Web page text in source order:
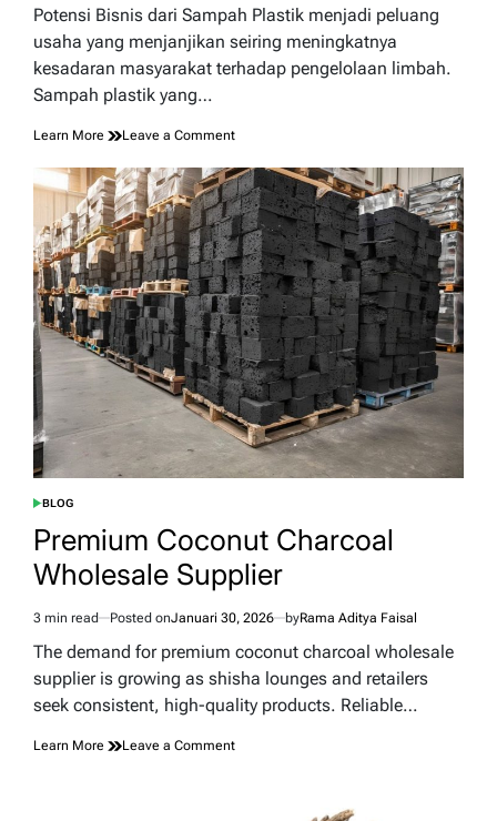
read
Potensi Bisnis dari Sampah Plastik menjadi peluang
usaha yang menjanjikan seiring meningkatnya
kesadaran masyarakat terhadap pengelolaan limbah.
Sampah plastik yang…
Learn More Leave a Commenton
Bisnis
dari
Sampah
Plastik
yang
Bernilai
Ekonomi
POSTED
BLOG
Premium Coconut Charcoal
Wholesale Supplier
Estimated
read
3 min read Posted onJanuari 30, 2026 byRama Aditya Faisal
The demand for premium coconut charcoal wholesale
supplier is growing as shisha lounges and retailers
seek consistent, high-quality products. Reliable…
Learn More Leave a Commenton